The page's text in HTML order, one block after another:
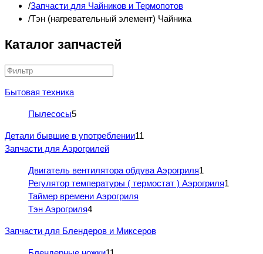
Запчасти для Чайников и Термопотов
Тэн (нагревательный элемент) Чайника
Каталог запчастей
Бытовая техника
Пылесосы5
Детали бывшие в употреблении11
Запчасти для Аэрогрилей
Двигатель вентилятора обдува Аэрогриля1
Регулятор температуры ( термостат ) Аэрогриля1
Таймер времени Аэрогриля
Тэн Аэрогриля4
Запчасти для Блендеров и Миксеров